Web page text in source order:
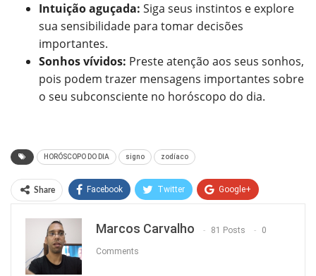
Intuição aguçada: Siga seus instintos e explore
sua sensibilidade para tomar decisões
importantes.
Sonhos vívidos: Preste atenção aos seus sonhos,
pois podem trazer mensagens importantes sobre
o seu subconsciente no horóscopo do dia.
HORÓSCOPO DO DIA signo zodíaco
Share Facebook Twitter Google+
O email
Marcos Carvalho 81 Posts 0
Comments